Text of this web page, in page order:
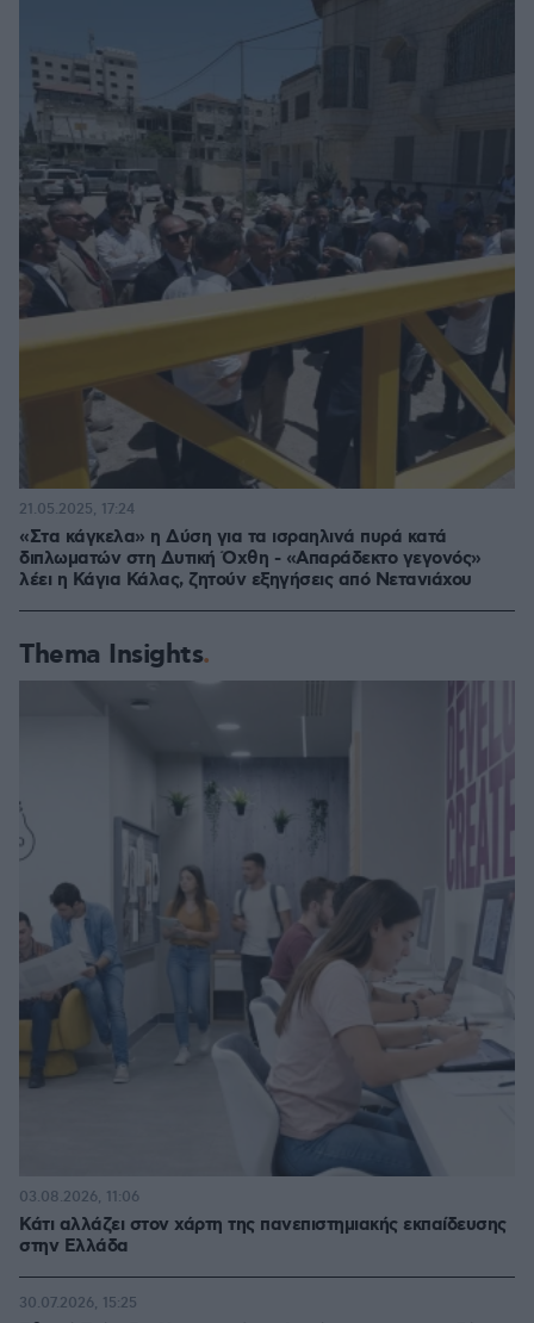
«Στα κάγκελα» η Δύση για τα ισραηλινά πυρά κατά
διπλωματών στη Δυτική Όχθη - «Απαράδεκτο γεγονός»
λέει η Κάγια Κάλας, ζητούν εξηγήσεις από Νετανιάχου
21.05.2025, 17:24
Thema Insights
Κάτι αλλάζει στον χάρτη της πανεπιστημιακής εκπαίδευσης
στην Ελλάδα
03.08.2026, 11:06
30.07.2026, 15:25